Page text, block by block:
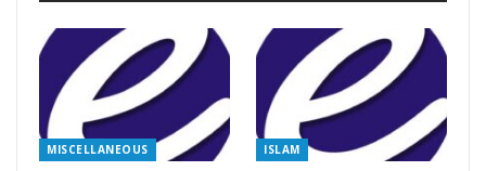
MISCELLANEOUS ISLAM